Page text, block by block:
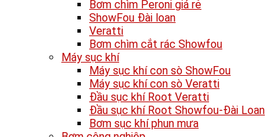
Bơm chìm Peroni giá rẻ
ShowFou Đài loan
Veratti
Bơm chìm cắt rác Showfou
Máy sục khí
Máy sục khí con sò ShowFou
Máy sục khí con sò Veratti
Đầu sục khí Root Veratti
Đầu sục khí Root Showfou-Đài Loan
Bơm sục khí phun mưa